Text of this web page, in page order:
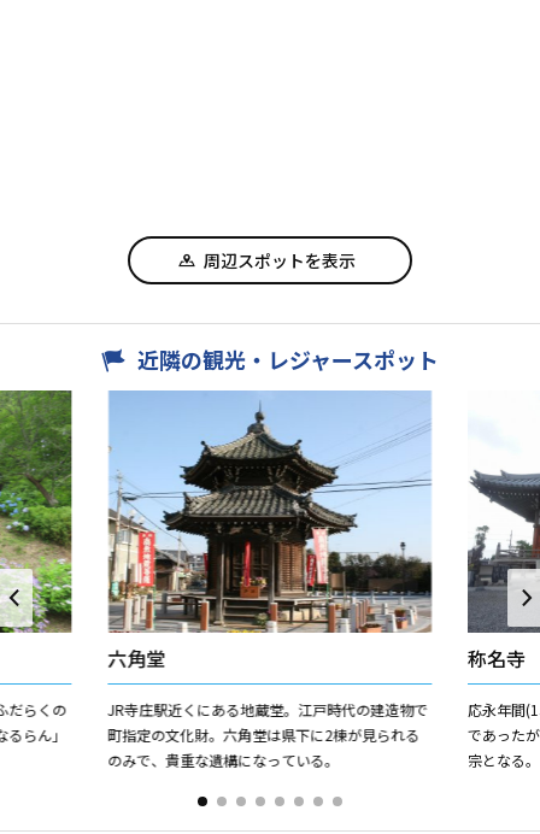
周辺スポットを表示
近隣の観光・レジャースポット
だらくの
らん」
六角堂
JR寺庄駅近くにある地蔵堂。江戸時代の建造物で
町指定の文化財。六角堂は県下に2棟が見られる
のみで、貴重な遺構になっている。
称名寺
応永年間
であった
宗となる